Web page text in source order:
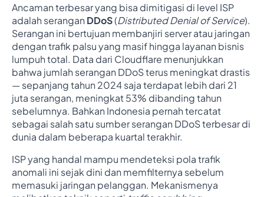
Ancaman terbesar yang bisa dimitigasi di level ISP
adalah serangan DDoS(Distributed Denial of Service).
Serangan ini bertujuan membanjiri server atau jaringan
dengan trafik palsu yang masif hingga layanan bisnis
lumpuh total. Data dari Cloudflare menunjukkan
bahwa jumlah serangan DDoS terus meningkat drastis
— sepanjang tahun 2024 saja terdapat lebih dari 21
juta serangan, meningkat 53% dibanding tahun
sebelumnya. Bahkan Indonesia pernah tercatat
sebagai salah satu sumber serangan DDoS terbesar di
dunia dalam beberapa kuartal terakhir.
ISP yang handal mampu mendeteksi pola trafik
anomali ini sejak dini dan memfilternya sebelum
memasuki jaringan pelanggan. Mekanismenya